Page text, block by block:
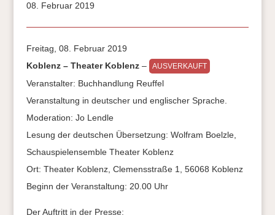
08. Februar 2019
Freitag, 08. Februar 2019
Koblenz – Theater Koblenz– AUSVERKAUFT
Veranstalter: Buchhandlung Reuffel
Veranstaltung in deutscher und englischer Sprache.
Moderation: Jo Lendle
Lesung der deutschen Übersetzung: Wolfram Boelzle,
Schauspielensemble Theater Koblenz
Ort: Theater Koblenz, Clemensstraße 1, 56068 Koblenz
Beginn der Veranstaltung: 20.00 Uhr
Der Auftritt in der Presse: